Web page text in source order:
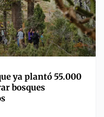
ya plantó 55.000
bosques